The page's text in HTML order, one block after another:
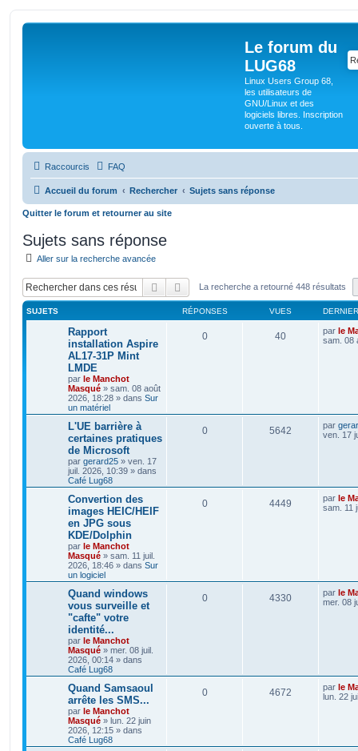
Le forum du
LUG68
Linux Users Group 68,
les utilisateurs de
GNU/Linux et des
logiciels libres. Inscription
ouverte à tous.
Raccourcis FAQ
Accueil du forum Rechercher Sujets sans réponse
Quitter le forum et retourner au site
Sujets sans réponse
Aller sur la recherche avancée
RechercherRecherche avancée
La recherche a retourné 448 résultats
SUJETS RÉPONSES VUES
Rapport
installation Aspire
AL17-31P Mint
LMDE
par le Manchot
Masqué » sam. 08 août
2026, 18:28 » dans Sur
un matériel
0 40 par le
sam. 08
L'UE barrière à
certaines pratiques
de Microsoft
par gerard25 » ven. 17
juil. 2026, 10:39 » dans
Café Lug68
0 5642 par
ven. 17
Convertion des
images HEIC/HEIF
en JPG sous
KDE/Dolphin
par le Manchot
Masqué » sam. 11 juil.
2026, 18:46 » dans Sur
un logiciel
0 4449 par le
sam. 11
Quand windows
vous surveille et
"cafte" votre
identité...
par le Manchot
Masqué » mer. 08 juil.
2026, 00:14 » dans
Café Lug68
0 4330 par le
mer. 08
Quand Samsaoul
arrête les SMS...
par le Manchot
Masqué » lun. 22 juin
2026, 12:15 » dans
Café Lug68
0 4672 par le
lun. 22